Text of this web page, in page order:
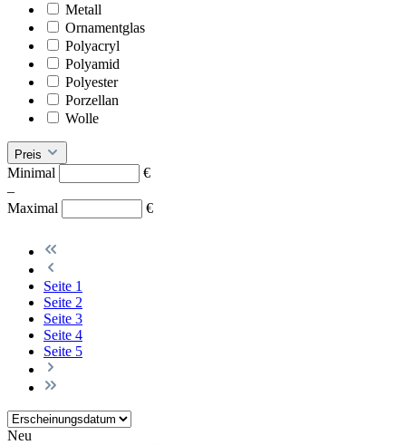
Metall
Ornamentglas
Polyacryl
Polyamid
Polyester
Porzellan
Wolle
Preis
Minimal
€
–
Maximal
€
Seite 1
Seite 2
Seite 3
Seite 4
Seite 5
Neu